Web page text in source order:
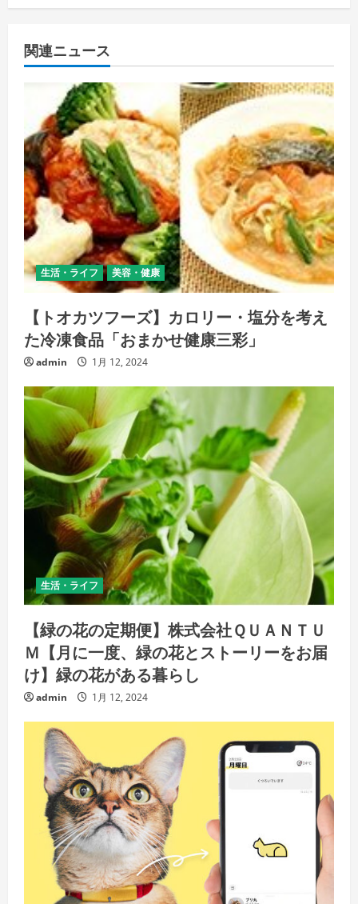
関連ニュース
生活・ライフ 美容・健康
【トオカツフーズ】カロリー・塩分を考え
た冷凍食品「おまかせ健康三彩」
admin 1月 12, 2024
生活・ライフ
【緑の花の定期便】株式会社ＱＵＡＮＴＵ
Ｍ【月に一度、緑の花とストーリーをお届
け】緑の花がある暮らし
admin 1月 12, 2024